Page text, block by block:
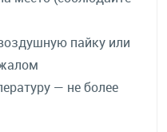
пайку или
— не более